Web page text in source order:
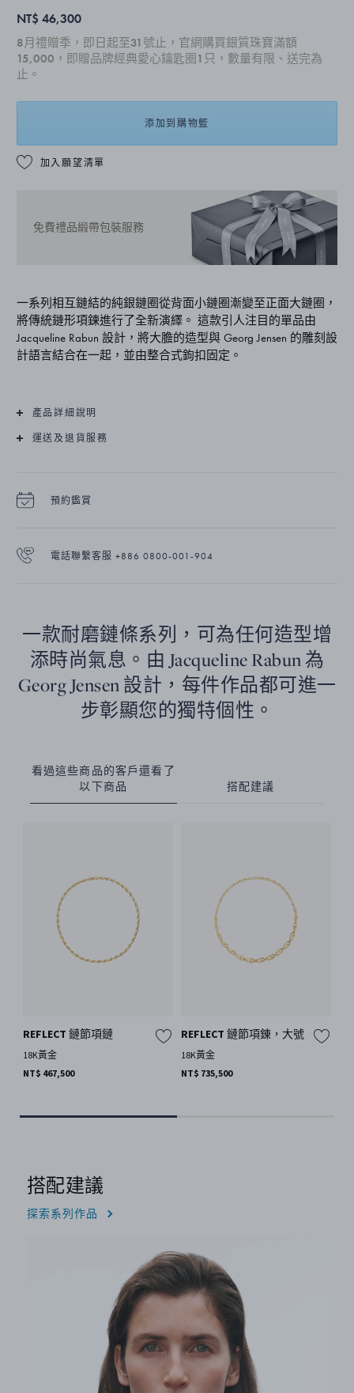
NT$ 46,300
8月禮贈季，即日起至31號止，官網購買銀質珠寶滿額
15,000，即贈品牌經典愛心鑰匙圈1只，數量有限、送完為
止。
添加到購物籃
加入願望清單
免費禮品緞帶包裝服務
一系列相互鏈結的純銀鏈圈從背面小鏈圈漸變至正面大鏈圈，
將傳統鏈形項鍊進行了全新演繹。 這款引人注目的單品由
Jacqueline Rabun 設計，將大膽的造型與 Georg Jensen 的雕刻設
計語言結合在一起，並由整合式鉤扣固定。
產品詳細說明
運送及退貨服務
預約鑑賞
電話聯繫客服 +886 0800-001-904
一款耐磨鏈條系列，可為任何造型增
添時尚氣息。由 Jacqueline Rabun 為
Georg Jensen 設計，每件作品都可進一
步彰顯您的獨特個性。
看過這些商品的客戶還看了
以下商品
搭配建議
REFLECT 鏈節項鏈
18K黃金
NT$ 467,500
REFLECT 鏈節項錬，大號
18K黃金
NT$ 735,500
搭配建議
探索系列作品